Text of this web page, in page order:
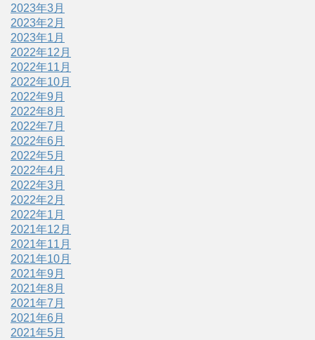
2023年3月
2023年2月
2023年1月
2022年12月
2022年11月
2022年10月
2022年9月
2022年8月
2022年7月
2022年6月
2022年5月
2022年4月
2022年3月
2022年2月
2022年1月
2021年12月
2021年11月
2021年10月
2021年9月
2021年8月
2021年7月
2021年6月
2021年5月